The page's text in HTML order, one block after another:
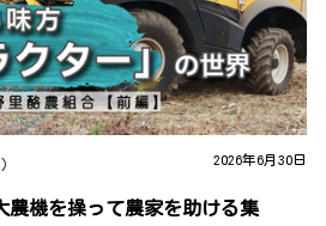
2026年6月30日
農機を操って農家を助ける集